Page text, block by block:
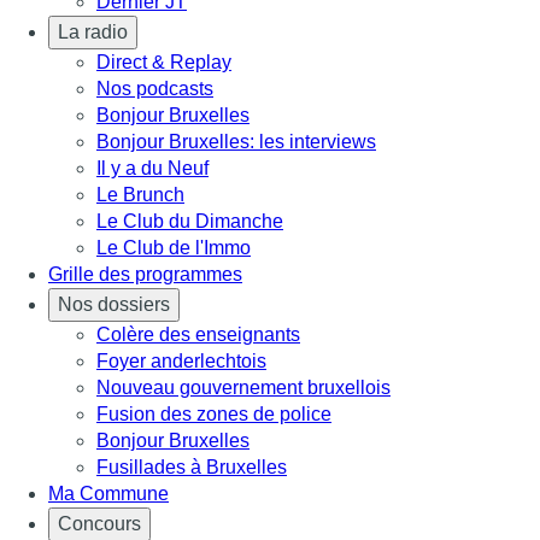
La radio
Direct & Replay
Nos podcasts
Bonjour Bruxelles
Bonjour Bruxelles: les interviews
Il y a du Neuf
Le Brunch
Le Club du Dimanche
Le Club de l'Immo
Grille des programmes
Nos dossiers
Colère des enseignants
Foyer anderlechtois
Nouveau gouvernement bruxellois
Fusion des zones de police
Bonjour Bruxelles
Fusillades à Bruxelles
Ma Commune
Concours